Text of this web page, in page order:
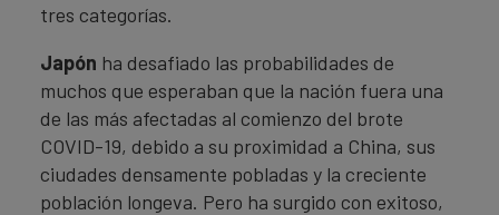
tres categorías.
Japón ha desafiado las probabilidades de
muchos que esperaban que la nación fuera una
de las más afectadas al comienzo del brote
COVID-19, debido a su proximidad a China, sus
ciudades densamente pobladas y la creciente
población longeva. Pero ha surgido con exitoso,